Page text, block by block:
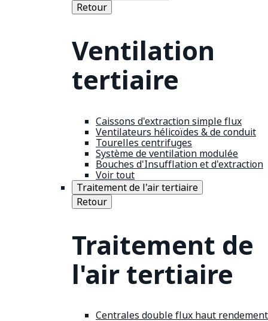
Retour
Ventilation
tertiaire
Caissons d'extraction simple flux
Ventilateurs hélicoïdes & de conduit
Tourelles centrifuges
Système de ventilation modulée
Bouches d'Insufflation et d'extraction
Voir tout
Traitement de l'air tertiaire
Retour
Traitement de
l'air tertiaire
Centrales double flux haut rendement